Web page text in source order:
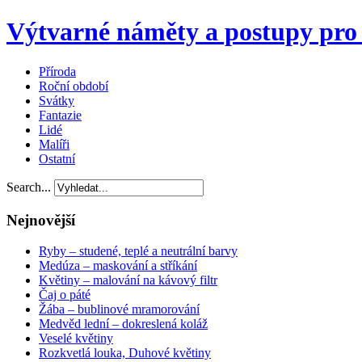
Výtvarné náměty a postupy
Příroda
Roční období
Svátky
Fantazie
Lidé
Malíři
Ostatní
Search...
Nejnovější
Ryby – studené, teplé a neutrální barvy
Medúza – maskování a stříkání
Květiny – malování na kávový filtr
Čaj o páté
Žába – bublinové mramorování
Medvěd lední – dokreslená koláž
Veselé květiny
Rozkvetlá louka, Duhové květiny